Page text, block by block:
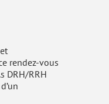
rendez-vous
DRH/RRH